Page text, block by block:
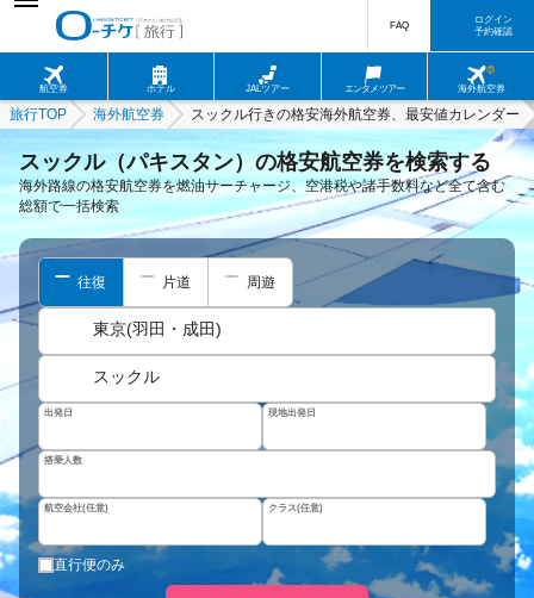
航空券 ホテル JALツアー エンタメツアー 海外航空券
FAQ
ログイン
予約確認
旅行TOP 海外航空券 スックル行きの格安海外航空券、最安値カレンダー
スックル（パキスタン）の格安航空券を検索する
海外路線の格安航空券を燃油サーチャージ、空港税や諸手数料など全て含む
総額で一括検索
往復 片道 周遊
東京(羽田・成田)
スックル
出発日 現地出発日
搭乗人数
航空会社(任意) クラス(任意)
直行便のみ